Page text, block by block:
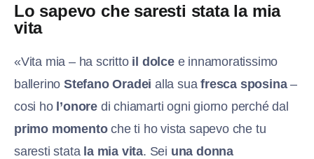
Lo sapevo che saresti stata la mia
vita
«Vita mia – ha scritto il dolcee innamoratissimo
ballerino Stefano Oradei alla suafresca sposina–
cosi ho l’onore di chiamarti ogni giorno perché dal
primo momentoche ti ho vista sapevo che tu
saresti stata la mia vita. Sei una donna